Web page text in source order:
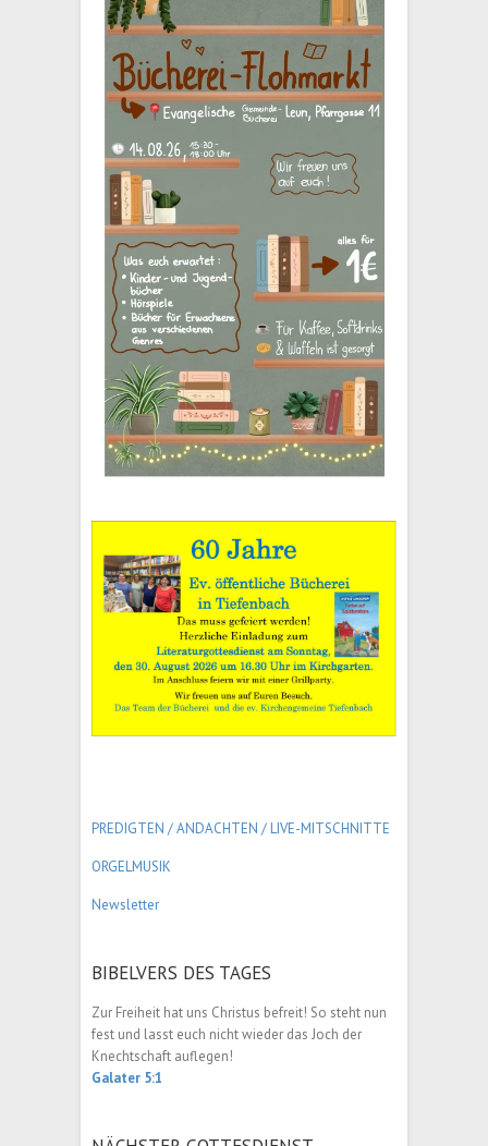
PREDIGTEN / ANDACHTEN / LIVE-MITSCHNITTE
ORGELMUSIK
Newsletter
BIBELVERS DES TAGES
Zur Freiheit hat uns Christus befreit! So steht nun
fest und lasst euch nicht wieder das Joch der
Knechtschaft auflegen!
Galater 5:1